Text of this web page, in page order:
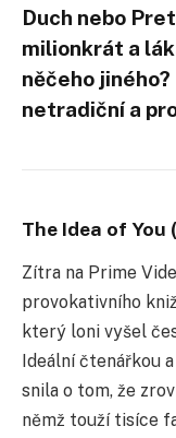
Duch nebo
milionkrát a
něčeho
netradiční a
The Idea of You
Zítra na Prime
provokativního
který loni vyšel
Ideální čtenářkou
snila o tom, že
němž touží tisíce